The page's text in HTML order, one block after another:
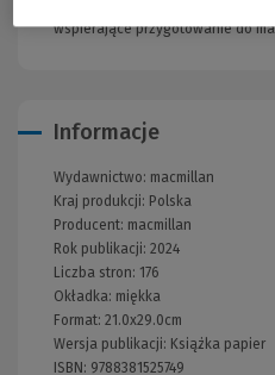
wspierające przygotowanie do
Informacje
Wydawnictwo: macmillan
Kraj produkcji: Polska
Producent: macmillan
Rok publikacji: 2024
Liczba stron: 176
Okładka: miękka
Format: 21.0x29.0cm
Wersja publikacji: Książka papier
ISBN: 9788381525749